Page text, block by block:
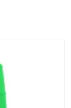
een
zoals
ISO